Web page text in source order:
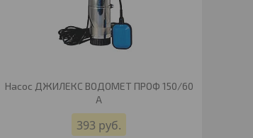
Насос ДЖИЛЕКС ВОДОМЕТ ПРОФ 150/60
А
393 руб.